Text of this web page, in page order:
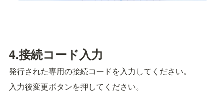
4.接続コード入力
発行された専用の接続コードを入力してください。
入力後変更ボタンを押してください。